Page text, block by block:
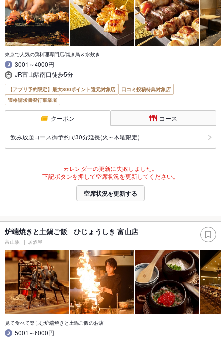
東京で人気の鶏料理専門店/焼き鳥＆水炊き
3001～4000円
JR富山駅南口徒歩5分
【アプリ予約限定】最大800ポイント還元対象店
口コミ投稿特典対象店
適格請求書発行事業者
クーポン コース
飲み放題コース御予約で30分延長(火～木曜限定)
カレンダーの更新に失敗しました。
下記ボタンを押して空席状況を更新してください。
空席状況を更新する
炉端焼きと土鍋ご飯 ひじょうしき 富山店
富山駅 居酒屋
見て食べて楽しむ炉端焼きと土鍋ご飯のお店
5001～6000円